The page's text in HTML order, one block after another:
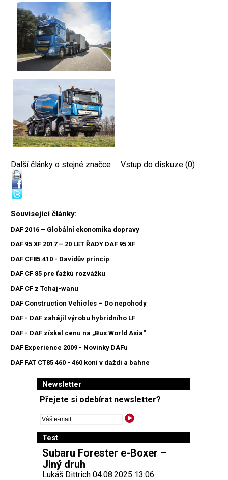
Další články o stejné značce Vstup do diskuze (0)
Související články:
DAF 2016 – Globální ekonomika dopravy
DAF 95 XF 2017 – 20 LET ŘADY DAF 95 XF
DAF CF85.410 - Davidův princip
DAF CF 85 pre ťažkú rozvážku
DAF CF z Tchaj-wanu
DAF Construction Vehicles – Do nepohody
DAF - DAF zahájil výrobu hybridního LF
DAF - DAF získal cenu na „Bus World Asia“
DAF Experience 2009 - Novinky DAFu
DAF FAT CT85 460 - 460 koní v daždi a bahne
Newsletter
Přejete si odebírat newsletter?
Test
Subaru Forester e-Boxer –
Jiný druh
Lukáš Dittrich 04.08.2025 13:06